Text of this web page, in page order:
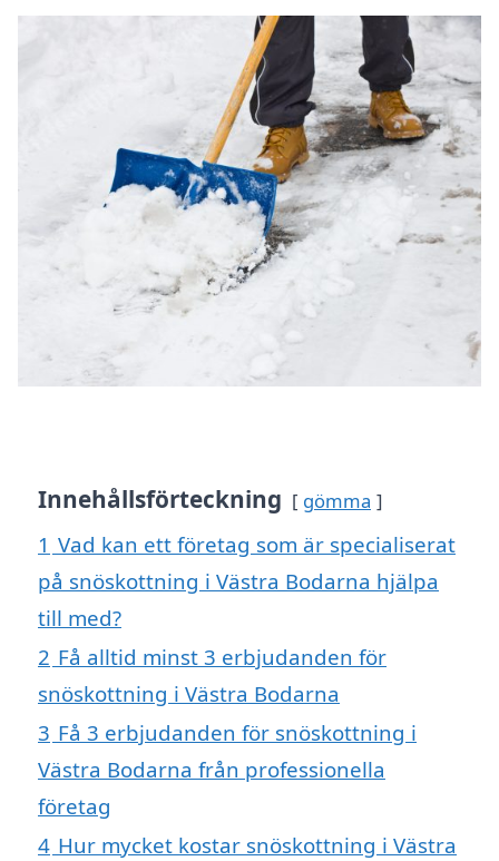
Innehållsförteckning gömma
1 Vad kan ett företag som är specialiserat
på snöskottning i Västra Bodarna hjälpa
till med?
2 Få alltid minst 3 erbjudanden för
snöskottning i Västra Bodarna
3 Få 3 erbjudanden för snöskottning i
Västra Bodarna från professionella
företag
4 Hur mycket kostar snöskottning i Västra